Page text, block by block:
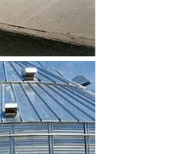
AGRANDIR